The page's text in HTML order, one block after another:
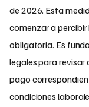
de 2026. Esta
comenzar a
obligatoria. Es
legales para
pago
condiciones